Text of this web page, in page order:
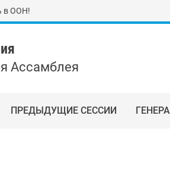
в ООН!
Ассамблея
ПРЕДЫДУЩИЕ СЕССИИ